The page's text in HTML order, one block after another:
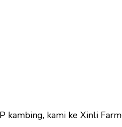
kambing, kami ke Xinli